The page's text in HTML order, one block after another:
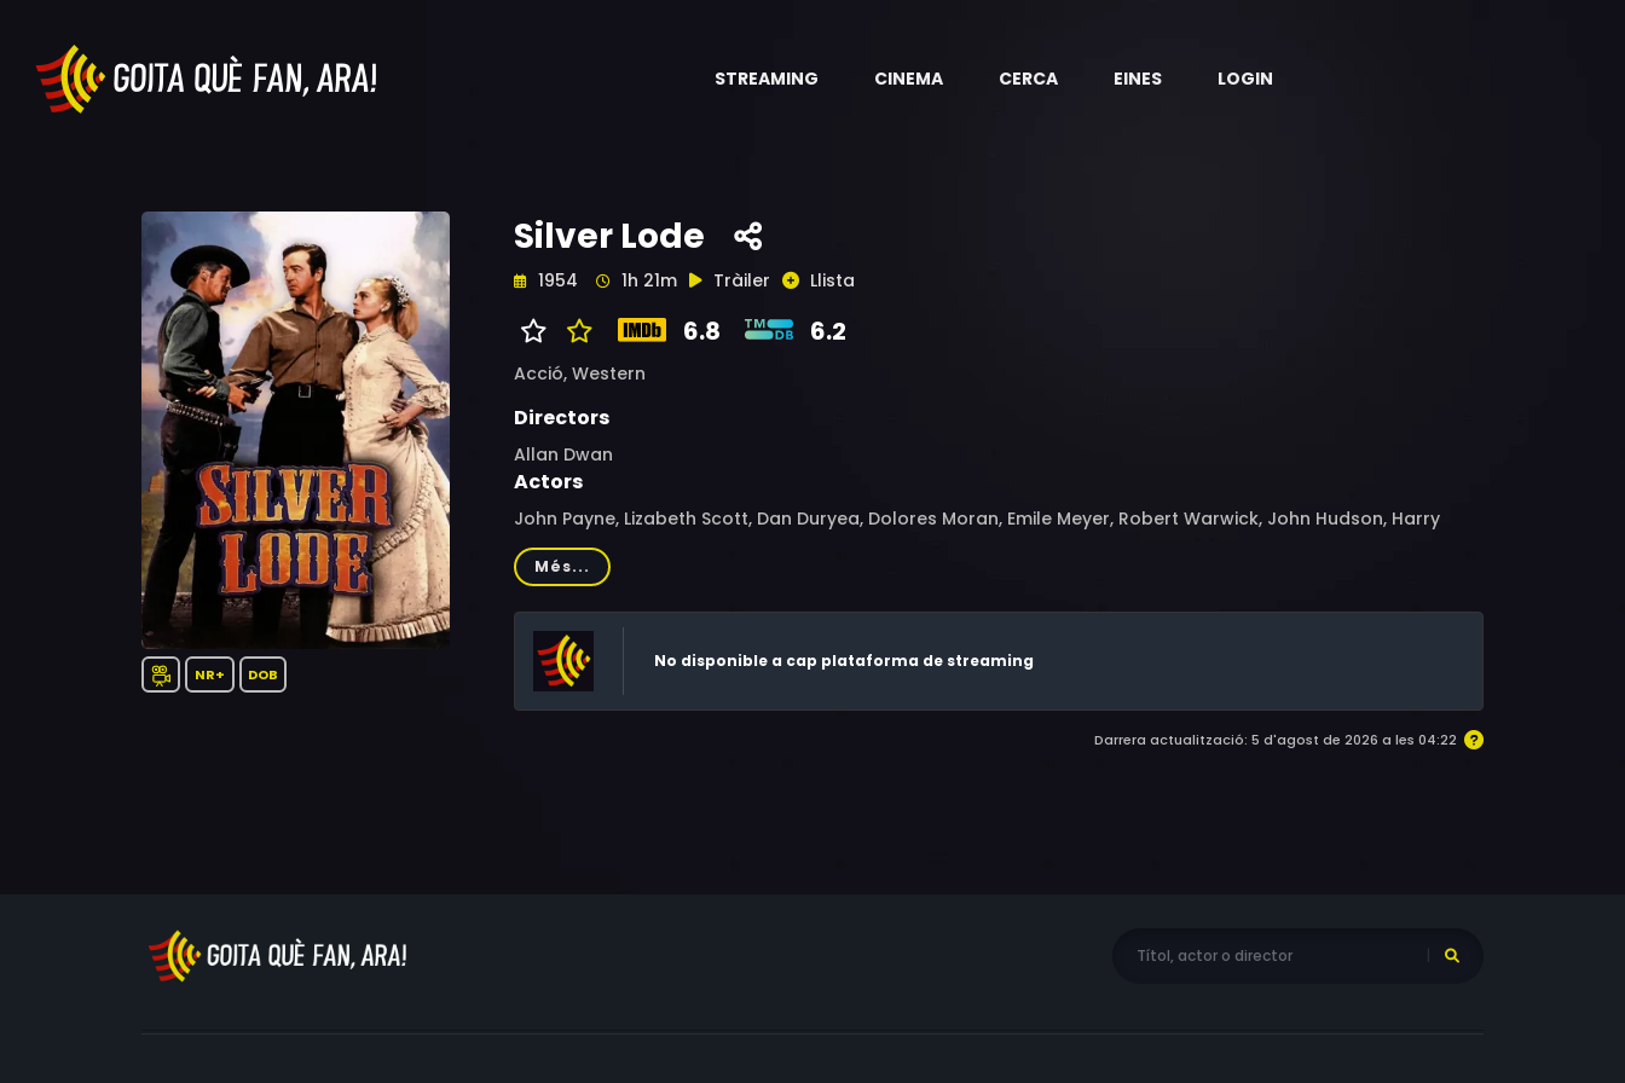
STREAMING CINEMA CERCA EINES LOGIN
NR+ DOB
Silver Lode
1954 1h 21m Tràiler Llista
6.8 6.2
Acció, Western
Directors
Allan Dwan
Actors
John Payne, Lizabeth Scott, Dan Duryea, Dolores Moran, Emile Meyer, Robert Warwick, John Hudson, Harry
Carey, Jr., Alan Hale Jr., Stuart Whitman, Frank Sully, Morris Ankrum, Hugh Sanders, Florence Auer, Roy Gordon,
Byron Foulger, Myron Healey
Més...
No disponible a cap plataforma de streaming
Darrera actualització: 5 d'agost de 2026 a les 04:22